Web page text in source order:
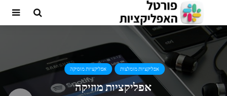
אפליקציות מומלצות אפליקציות מוסיקה
אפליקציות מוזיקה